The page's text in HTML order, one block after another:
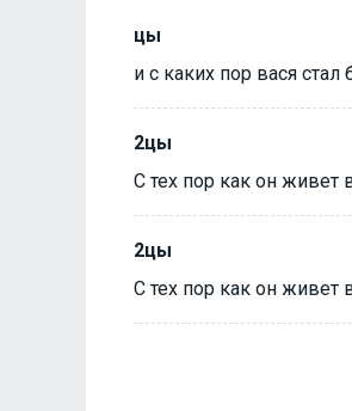
цы
и с каких пор вася
2цы
С тех пор как он живет
2цы
С тех пор как он живет